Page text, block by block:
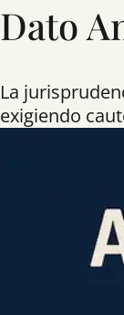
Dato
La
exigiendo